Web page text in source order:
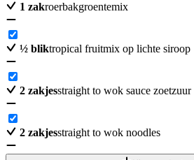
1 zakroerbakgroentemix
½ bliktropical fruitmix op lichte siroop
2 zakjesstraight to wok sauce zoetzuur
2 zakjesstraight to wok noodles